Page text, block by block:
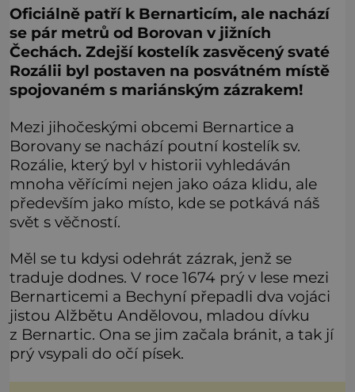
Oficiálně patří k Bernarticím, ale nachází
se pár metrů od Borovan v jižních
Čechách. Zdejší kostelík zasvěcený svaté
Rozálii byl postaven na posvátném místě
spojovaném s mariánským zázrakem!
Mezi jihočeskými obcemi Bernartice a
Borovany se nachází poutní kostelík sv.
Rozálie, který byl v historii vyhledáván
mnoha věřícími nejen jako oáza klidu, ale
především jako místo, kde se potkává náš
svět s věčností.
Měl se tu kdysi odehrát zázrak, jenž se
traduje dodnes. V roce 1674 prý v lese mezi
Bernarticemi a Bechyní přepadli dva vojáci
jistou Alžbětu Andělovou, mladou dívku
z Bernartic. Ona se jim začala bránit, a tak jí
prý vsypali do očí písek.